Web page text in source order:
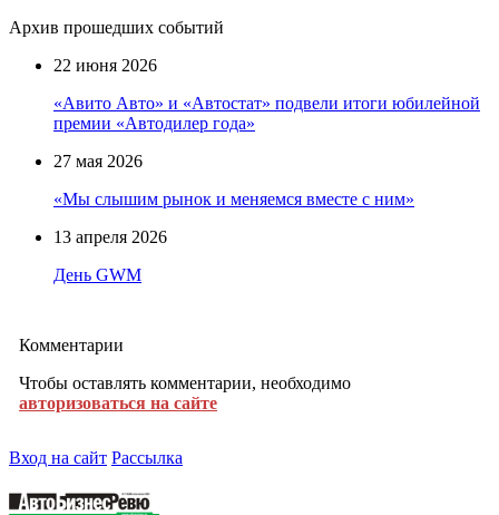
Архив прошедших событий
22 июня 2026
«Авито Авто» и «Автостат» подвели итоги юбилейной
премии «Автодилер года»
27 мая 2026
«Мы слышим рынок и меняемся вместе с ним»
13 апреля 2026
День GWM
Комментарии
Чтобы оставлять комментарии, необходимо
авторизоваться на сайте
Вход на сайт Рассылка